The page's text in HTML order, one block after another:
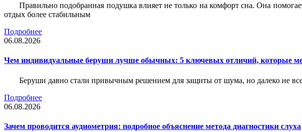
Правильно подобранная подушка влияет не только на комфорт сна. Она
отдых более стабильным
Подробнее
06.08.2026
Чем индивидуальные беруши лучше обычных: 5 ключевых отличий, которые
Беруши давно стали привычным решением для защиты от шума, но далеко не
Подробнее
06.08.2026
Зачем проводится аудиометрия: подробное объяснение метода диагностики слуха